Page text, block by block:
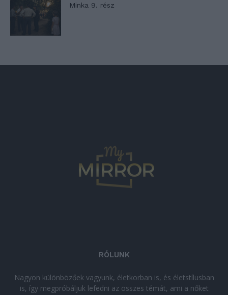
Minka 9. rész
RÓLUNK
Nagyon különbözőek vagyunk, életkorban is, és életstílusban
is, így megpróbáljuk lefedni az összes témát, ami a nőket